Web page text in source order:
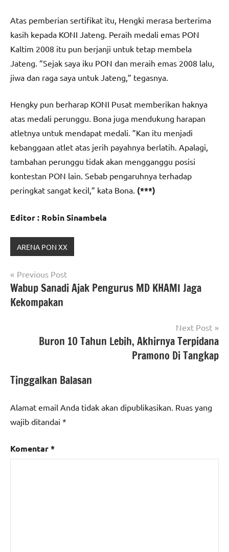
Atas pemberian sertifikat itu, Hengki merasa berterima
kasih kepada KONI Jateng. Peraih medali emas PON
Kaltim 2008 itu pun berjanji untuk tetap membela
Jateng. ”Sejak saya iku PON dan meraih emas 2008 lalu,
jiwa dan raga saya untuk Jateng,” tegasnya.
Hengky pun berharap KONI Pusat memberikan haknya
atas medali perunggu. Bona juga mendukung harapan
atletnya untuk mendapat medali. ”Kan itu menjadi
kebanggaan atlet atas jerih payahnya berlatih. Apalagi,
tambahan perunggu tidak akan mengganggu posisi
kontestan PON lain. Sebab pengaruhnya terhadap
peringkat sangat kecil,” kata Bona. (***)
Editor : Robin Sinambela
ARENA PON XX
Navigasi
pos
Previous Post
Wabup Sanadi Ajak Pengurus MD KHAMI Jaga
Kekompakan
Next Post
Buron 10 Tahun Lebih, Akhirnya Terpidana
Pramono Di Tangkap
Tinggalkan Balasan
Alamat email Anda tidak akan dipublikasikan. Ruas yang
wajib ditandai *
Komentar*